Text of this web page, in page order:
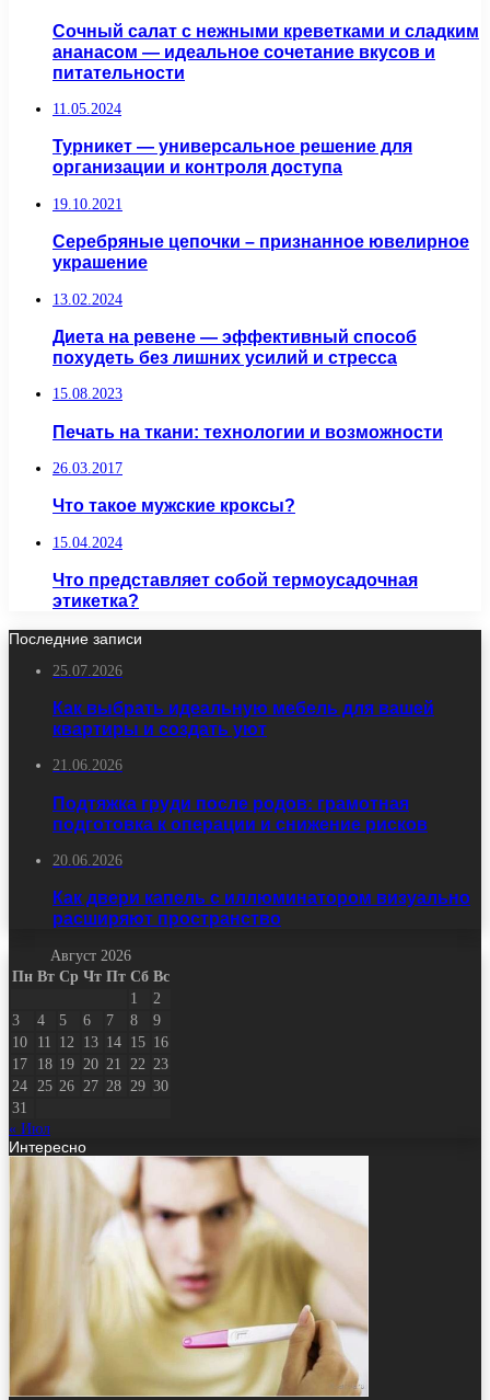
Сочный салат с нежными креветками и сладким
ананасом — идеальное сочетание вкусов и
питательности
11.05.2024
Турникет — универсальное решение для
организации и контроля доступа
19.10.2021
Серебряные цепочки – признанное ювелирное
украшение
13.02.2024
Диета на ревене — эффективный способ
похудеть без лишних усилий и стресса
15.08.2023
Печать на ткани: технологии и возможности
26.03.2017
Что такое мужские кроксы?
15.04.2024
Что представляет собой термоусадочная
этикетка?
Последние записи
25.07.2026
Как выбрать идеальную мебель для вашей
квартиры и создать уют
21.06.2026
Подтяжка груди после родов: грамотная
подготовка к операции и снижение рисков
20.06.2026
Как двери капель с иллюминатором визуально
расширяют пространство
Август 2026
Пн Вт Ср Чт Пт Сб Вс
1
2
3
4 5 6 7 8
9
10
11 12 13 14 15 16
17
18 19 20 21 22 23
24
25 26 27 28 29 30
31
« Июл
Интересно